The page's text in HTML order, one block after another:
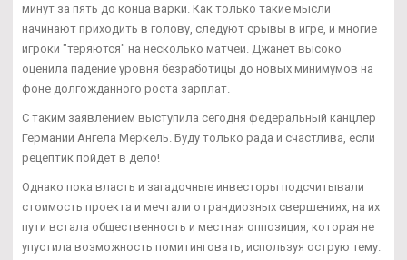
минут за пять до конца варки. Как только такие мысли
начинают приходить в голову, следуют срывы в игре, и многие
игроки "теряются" на несколько матчей. Джанет высоко
оценила падение уровня безработицы до новых минимумов на
фоне долгожданного роста зарплат.
С таким заявлением выступила сегодня федеральный канцлер
Германии Ангела Меркель. Буду только рада и счастлива, если
рецептик пойдет в дело!
Однако пока власть и загадочные инвесторы подсчитывали
стоимость проекта и мечтали о грандиозных свершениях, на их
пути встала общественность и местная оппозиция, которая не
упустила возможность помитинговать, используя острую тему.